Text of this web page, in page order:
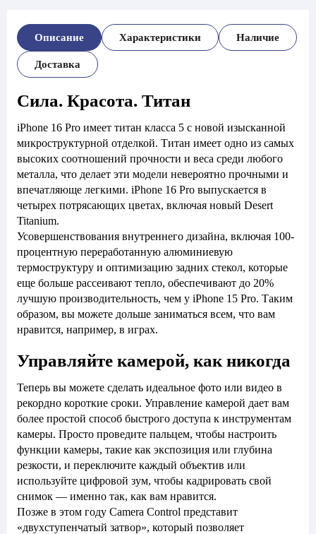
Описание Характеристики Наличие
Доставка
Сила. Красота. Титан
iPhone 16 Pro имеет титан класса 5 с новой изысканной
микроструктурной отделкой. Титан имеет одно из самых
высоких соотношений прочности и веса среди любого
металла, что делает эти модели невероятно прочными и
впечатляюще легкими. iPhone 16 Pro выпускается в
четырех потрясающих цветах, включая новый Desert
Titanium.
Усовершенствования внутреннего дизайна, включая 100-
процентную переработанную алюминиевую
термоструктуру и оптимизацию задних стекол, которые
еще больше рассеивают тепло, обеспечивают до 20%
лучшую производительность, чем у iPhone 15 Pro. Таким
образом, вы можете дольше заниматься всем, что вам
нравится, например, в играх.
Управляйте камерой, как никогда
Теперь вы можете сделать идеальное фото или видео в
рекордно короткие сроки. Управление камерой дает вам
более простой способ быстрого доступа к инструментам
камеры. Просто проведите пальцем, чтобы настроить
функции камеры, такие как экспозиция или глубина
резкости, и переключите каждый объектив или
используйте цифровой зум, чтобы кадрировать свой
снимок — именно так, как вам нравится.
Позже в этом году Camera Control представит
«двухступенчатый затвор», который позволяет